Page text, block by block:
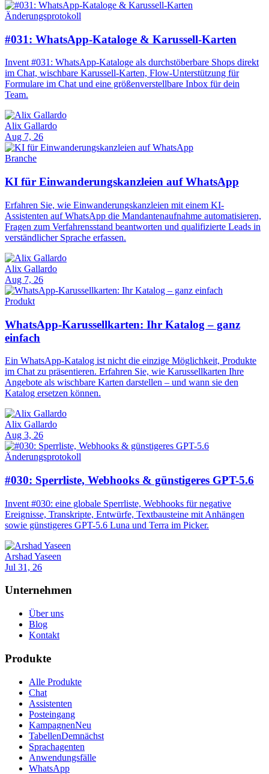
Änderungsprotokoll
#031: WhatsApp-Kataloge & Karussell-Karten
Invent #031: WhatsApp-Kataloge als durchstöberbare Shops direkt
im Chat, wischbare Karussell-Karten, Flow-Unterstützung für
Formulare im Chat und eine größenverstellbare Inbox für dein
Team.
Alix Gallardo
Aug 7, 26
Branche
KI für Einwanderungskanzleien auf WhatsApp
Erfahren Sie, wie Einwanderungskanzleien mit einem KI-
Assistenten auf WhatsApp die Mandantenaufnahme automatisieren,
Fragen zum Verfahrensstand beantworten und qualifizierte Leads in
verständlicher Sprache erfassen.
Alix Gallardo
Aug 7, 26
Produkt
WhatsApp-Karussellkarten: Ihr Katalog – ganz
einfach
Ein WhatsApp-Katalog ist nicht die einzige Möglichkeit, Produkte
im Chat zu präsentieren. Erfahren Sie, wie Karussellkarten Ihre
Angebote als wischbare Karten darstellen – und wann sie den
Katalog ersetzen können.
Alix Gallardo
Aug 3, 26
Änderungsprotokoll
#030: Sperrliste, Webhooks & günstigeres GPT-5.6
Invent #030: eine globale Sperrliste, Webhooks für negative
Ereignisse, Transkripte, Entwürfe, Textbausteine mit Anhängen
sowie günstigeres GPT-5.6 Luna und Terra im Picker.
Arshad Yaseen
Jul 31, 26
Unternehmen
Über uns
Blog
Kontakt
Produkte
Alle Produkte
Chat
Assistenten
Posteingang
KampagnenNeu
TabellenDemnächst
Sprachagenten
Anwendungsfälle
WhatsApp